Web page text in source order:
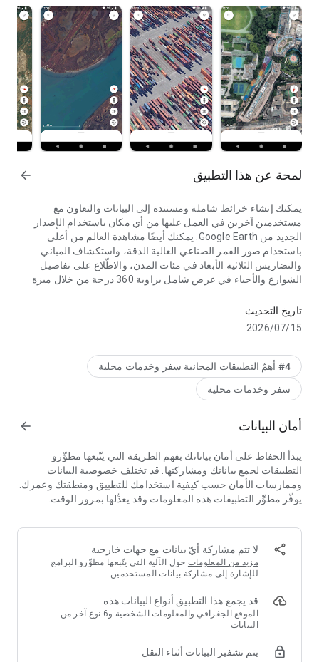
لمحة عن هذا التطبيق arrow_forward
يمكنك إنشاء خرائط شاملة ومستندة إلى البيانات والتعاون مع
مستخدمين آخرين في العمل عليها من أي مكان باستخدام الإصدار
الجديد من Google Earth. يمكنك أيضًا مشاهدة العالم من أعلى
باستخدام صور القمر الصناعي العالية الدقة، واستكشاف المباني
والتضاريس الثلاثية الأبعاد في مئات المدن، والاطّلاع على تفاصيل
الشوارع والأحياء في عرض شامل بزاوية 360 درجة من خلال ميزة
تاريخ التحديث
15‏/07‏/2026
#4 أهمّ التطبيقات المجانية سفر وخدمات محلية
سفر وخدمات محلية
أمان البيانات arrow_forward
يبدأ الحفاظ على أمان بياناتك بفهم الطريقة التي يتّبعها مطوِّرو
التطبيقات لجمع بياناتك ومشاركتها. قد تختلف خصوصية البيانات
وممارسات الأمان حسب كيفية استخدامك للتطبيق ومنطقتك وعمرك.
يوفّر مطوِّر التطبيقات هذه المعلومات وقد يعدِّلها بمرور الوقت.
لا تتم مشاركة أيّ بيانات مع جهات خارجية
مزيد من المعلومات حول الآلية التي يتّبعها مطوِّرو البرامج
للإشارة إلى مشاركة بيانات المستخدمين
قد يجمع هذا التطبيق أنواع البيانات هذه
الموقع الجغرافي والمعلومات الشخصية و6 نوع آخر من
البيانات
يتم تشفير البيانات أثناء النقل